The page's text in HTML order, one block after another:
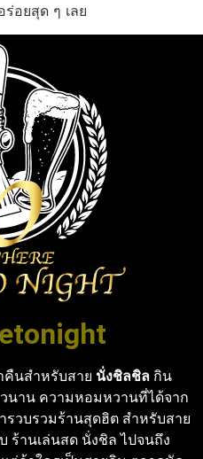
อยสุด ๆ เลย
คืนสำหรับสาย นั่งชิลชิล กิน
นาน ความหอมหวานที่ได้จาก
รวบรวมร้านสุดฮิต สำหรับสาย
ร้านเล่นสด นั่งชิล ไปจนถึง